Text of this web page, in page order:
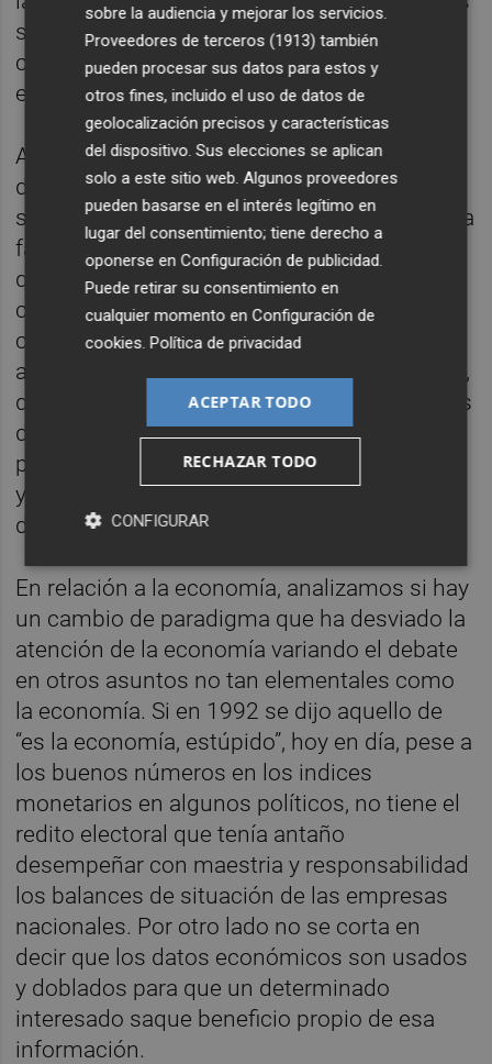
sensibilidades muy distintas aún
compartiendo aparentes principios políticos
entre sí.
Abordamos en la charla la situación actual
de la vivienda en España, una que está
situada en unos precios desorbitados ante la
falta de oferta. No deja de llamar la atención
que si en 2008 estalló la burbuja como
consecuencia del exceso de viviendas
construidas en el boom inmobiliario de los
años anteriores, hoy en día pasa lo contrario,
que faltan en España aproximadamente más
de 70.000 viviendas para que hubiese cobijo
para todos. La acumulación de la propiedad,
y la absorción de esta en un grupo reducido
de tenedores.
En relación a la economía, analizamos si hay
un cambio de paradigma que ha desviado la
atención de la economía variando el debate
en otros asuntos no tan elementales como
la economía. Si en 1992 se dijo aquello de
“es la economía, estúpido”, hoy en día, pese a
los buenos números en los indices
monetarios en algunos políticos, no tiene el
redito electoral que tenía antaño
desempeñar con maestria y responsabilidad
los balances de situación de las empresas
nacionales. Por otro lado no se corta en
decir que los datos económicos son usados
y doblados para que un determinado
interesado saque beneficio propio de esa
información.
sobre la audiencia y mejorar los servicios.
Proveedores de terceros (1913) también
pueden procesar sus datos para estos y
otros fines, incluido el uso de datos de
geolocalización precisos y características
del dispositivo. Sus elecciones se aplican
solo a este sitio web. Algunos proveedores
pueden basarse en el interés legítimo en
lugar del consentimiento; tiene derecho a
oponerse enConfiguración de publicidad
Puede retirar su consentimiento en
cualquier momento enConfiguración de
cookies .Política de privacidad
ACEPTAR TODO
RECHAZAR TODO
CONFIGURAR